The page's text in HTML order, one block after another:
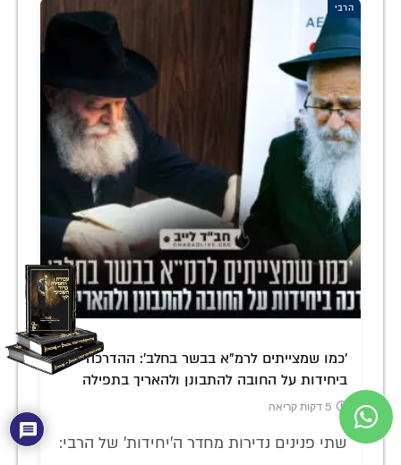
הרבי
'כמו שמצייתים לרמ"א בבשר בחלב': ההדרכה
ביחידות על החובה להתבונן ולהאריך בתפילה
5 דקות קריאה
שתי פנינים נדירות מחדר ה'יחידות' של הרבי: